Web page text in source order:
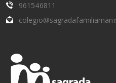
961546811